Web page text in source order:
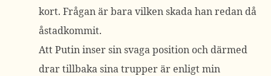
kort. Frågan är bara vilken skada han redan då
åstadkommit.
Att Putin inser sin svaga position och därmed
drar tillbaka sina trupper är enligt min